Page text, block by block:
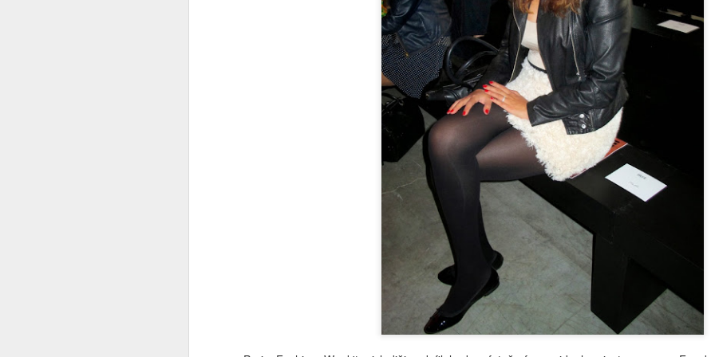
sorunlarını dahi düzeltebilen çok çok
ilaçlarını da kendi yapıyor yani
hastalarına uyguladığı yeni yöntemleri
uygun bulursa kliniğine getiren bir
soruları kendisine yönelttim, o da
:)